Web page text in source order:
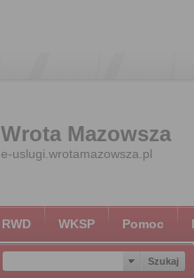
Wrota Mazowsza
e-uslugi.wrotamazowsza.pl
RWD WKSP Pomoc